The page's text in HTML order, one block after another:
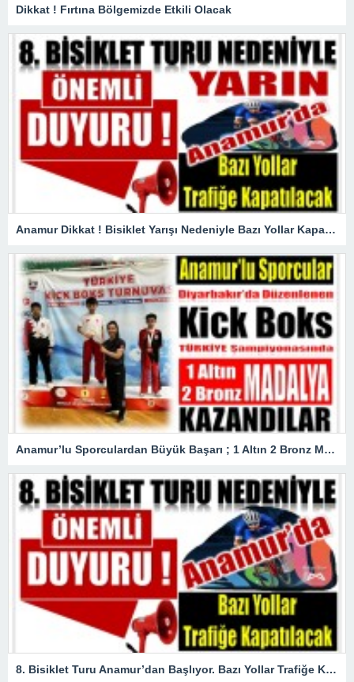
Dikkat ! Fırtına Bölgemizde Etkili Olacak
Anamur Dikkat ! Bisiklet Yarışı Nedeniyle Bazı Yollar Kapanacak
Anamur’lu Sporculardan Büyük Başarı ; 1 Altın 2 Bronz Madalya Kazandılar
8. Bisiklet Turu Anamur’dan Başlıyor. Bazı Yollar Trafiğe Kapatılacak